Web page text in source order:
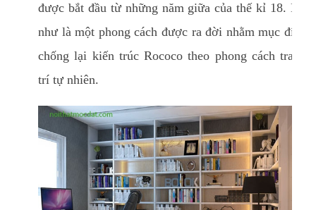
được bắt đầu từ những năm giữa của thế kỉ 18. Nó
như là một phong cách được ra đời nhằm mục đích
chống lại kiến trúc Rococo theo phong cách trang
trí tự nhiên.